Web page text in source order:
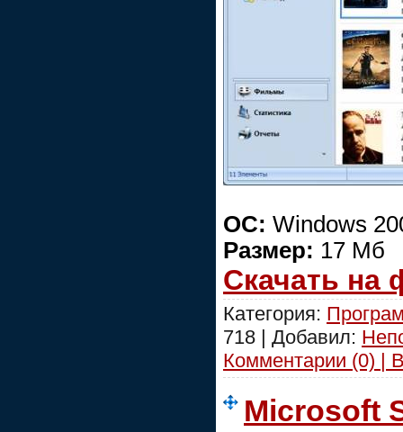
ОС: Windows
Размер: 17 Мб
Скачать на
Категория:
718 | Добавил:
Комментарии (0) |
Microsoft